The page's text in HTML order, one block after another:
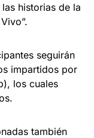
historias de la
seguirán
impartidos por
los cuales
también